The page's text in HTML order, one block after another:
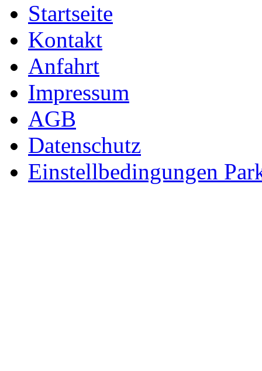
Startseite
Kontakt
Anfahrt
Impressum
AGB
Datenschutz
Einstellbedingungen